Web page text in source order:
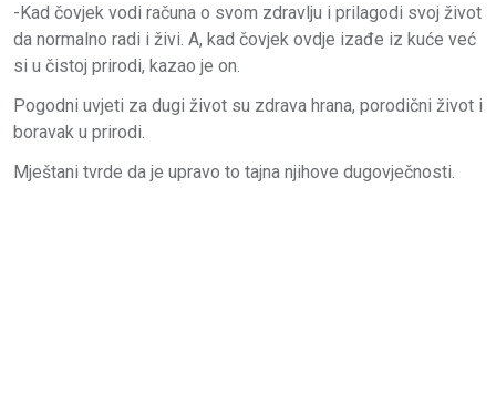
-Kad čovjek vodi računa o svom zdravlju i prilagodi svoj život
da normalno radi i živi. A, kad čovjek ovdje izađe iz kuće već
si u čistoj prirodi, kazao je on.
Pogodni uvjeti za dugi život su zdrava hrana, porodični život i
boravak u prirodi.
Mještani tvrde da je upravo to tajna njihove dugovječnosti.